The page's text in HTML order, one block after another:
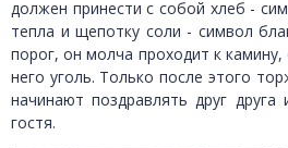
должен принести с собой хлеб -
тепла и щепотку соли - символ
порог, он молча проходит к
него уголь. Только после этого
начинают поздравлять друг
гостя.